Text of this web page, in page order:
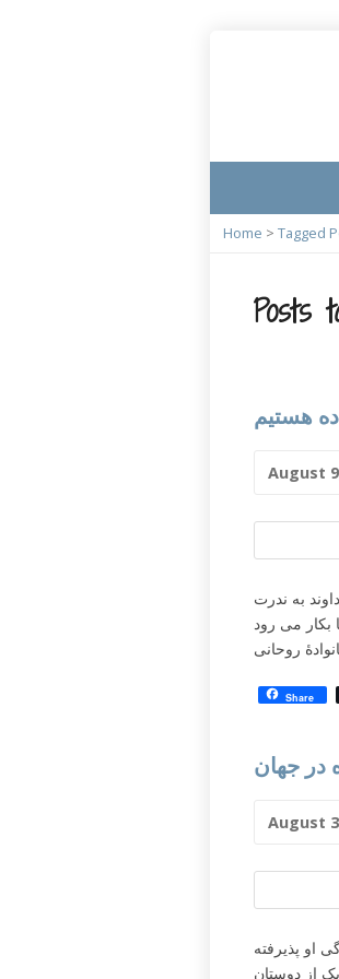
Home > Tagged
August
به ندرت
بکار می رود
Share
August
او پذیرفته
از دوستان